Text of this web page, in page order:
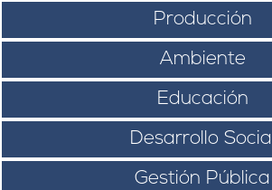
Producción
Ambiente
Educación
Desarrollo Social
Gestión Pública